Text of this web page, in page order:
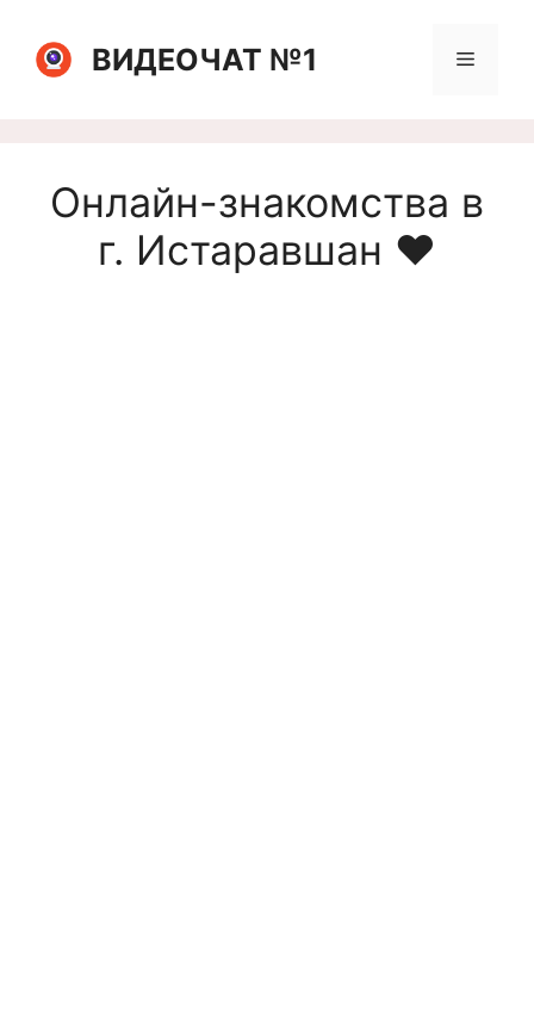
содержимомуВИДЕОЧАТ №1 Меню
Онлайн-знакомства в
г. Истаравшан ❤️